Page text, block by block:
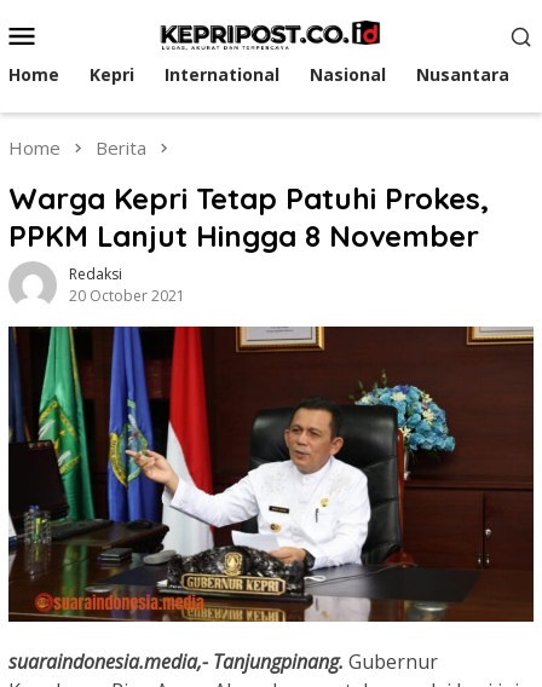
to
contentMenu
Home Kepri International Nasional Nusantara
Home Berita
Warga Kepri Tetap Patuhi Prokes,
PPKM Lanjut Hingga 8 November
Redaksi
20 October 2021
suaraindonesia.media,- Tanjungpinang. Gubernur